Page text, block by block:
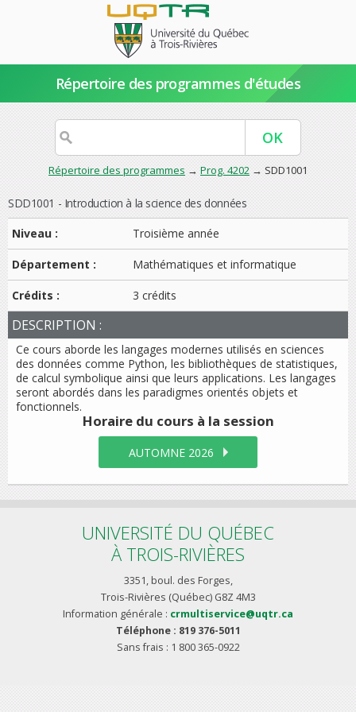
Répertoire des programmes d'études
Répertoire des programmes → Prog. 4202 → SDD1001
SDD1001 - Introduction à la science des données
Niveau :
Troisième année
Département : Mathématiques et informatique
Crédits : 3 crédits
DESCRIPTION :
Ce cours aborde les langages modernes utilisés en sciences
des données comme Python, les bibliothèques de statistiques,
de calcul symbolique ainsi que leurs applications. Les langages
seront abordés dans les paradigmes orientés objets et
fonctionnels.
Horaire du cours à la session
AUTOMNE 2026
UNIVERSITÉ DU QUÉBEC
À TROIS-RIVIÈRES
3351, boul. des Forges,
Trois-Rivières (Québec) G8Z 4M3
Information générale : crmultiservice@uqtr.ca
Téléphone : 819 376-5011
Sans frais : 1 800 365-0922